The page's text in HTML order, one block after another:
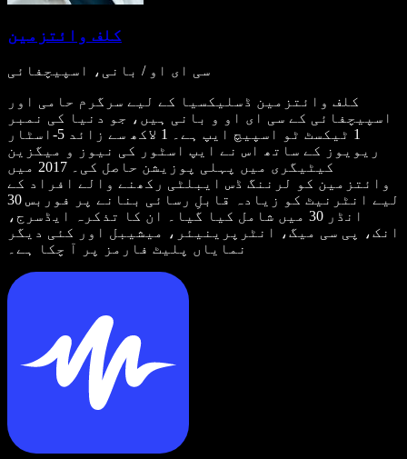
کلف وائتزمین
سی ای او / بانی، اسپیچفائی
کلف وائتزمین ڈسلیکسیا کے لیے سرگرم حامی اور
اسپیچفائی کے سی ای او و بانی ہیں، جو دنیا کی نمبر
1 ٹیکسٹ ٹو اسپیچ ایپ ہے۔ 1 لاکھ سے زائد 5-اسٹار
ریویوز کے ساتھ اس نے ایپ اسٹور کی نیوز و میگزین
کیٹیگری میں پہلی پوزیشن حاصل کی۔ 2017 میں
وائتزمین کو لرننگ ڈس ایبلٹی رکھنے والے افراد کے
لیے انٹرنیٹ کو زیادہ قابلِ رسائی بنانے پر فوربس 30
انڈر 30 میں شامل کیا گیا۔ ان کا تذکرہ ایڈسرج،
انک، پی سی میگ، انٹرپرینیئر، میشیبل اور کئی دیگر
نمایاں پلیٹ فارمز پر آ چکا ہے۔